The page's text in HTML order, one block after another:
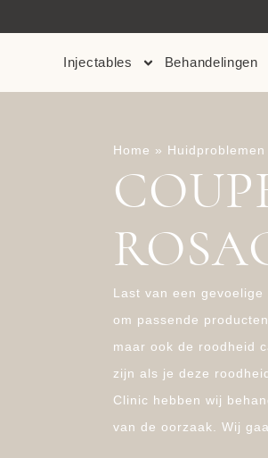
Injectables Behandelingen
Home » Huidproblemen
Last van een
om passende
maar ook de roodheid
zijn als je deze
Clinic hebben wij
van de oorzaak. Wij